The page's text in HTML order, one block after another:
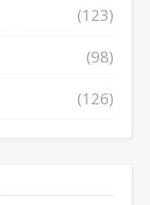
(123)
(98)
(126)